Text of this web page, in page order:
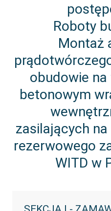
Roboty
Montaż
obudowie
betonowym
zasilających
rezerwowego
WITD w